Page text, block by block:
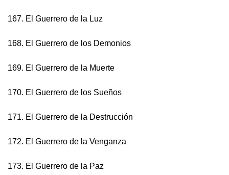
167. El Guerrero de la Luz
168. El Guerrero de los Demonios
169. El Guerrero de la Muerte
170. El Guerrero de los Sueños
171. El Guerrero de la Destrucción
172. El Guerrero de la Venganza
173. El Guerrero de la Paz